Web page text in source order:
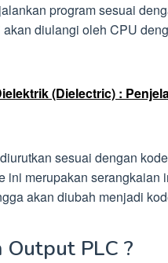
program sesuai
diulangi oleh CPU
(Dielectric) :
sesuai dengan
ini merupakan serangkaian
akan diubah menjadi
PLC ?